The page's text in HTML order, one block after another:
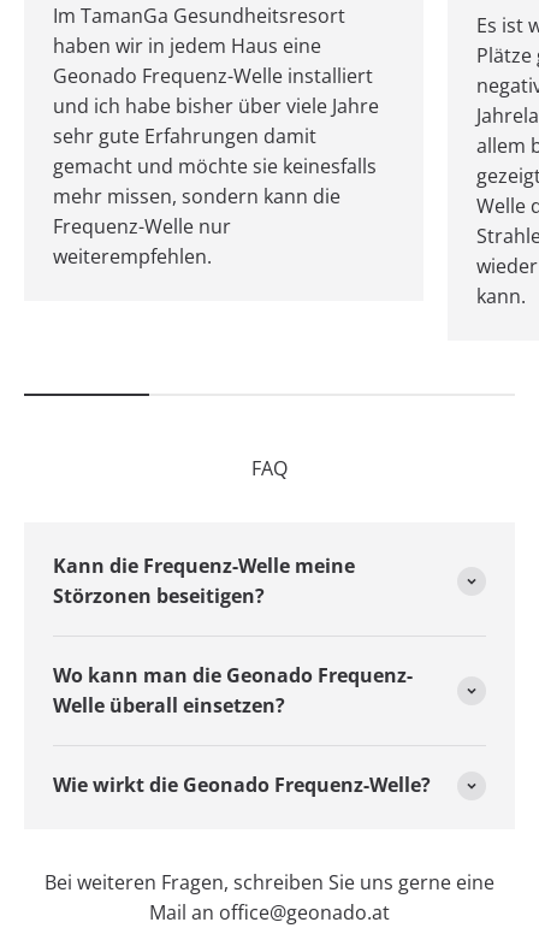
Im TamanGa Gesundheitsresort
haben wir in jedem Haus eine
Geonado Frequenz-Welle installiert
und ich habe bisher über viele Jahre
sehr gute Erfahrungen damit
gemacht und möchte sie keinesfalls
mehr missen, sondern kann die
Frequenz-Welle nur
weiterempfehlen.
Es ist
Plätze
allem
Welle
kann.
FAQ
Kann die Frequenz-Welle meine
Störzonen beseitigen?
Wo kann man die Geonado Frequenz-
Welle überall einsetzen?
Wie wirkt die Geonado Frequenz-Welle?
Bei weiteren Fragen, schreiben Sie uns gerne eine
Mail an office@geonado.at